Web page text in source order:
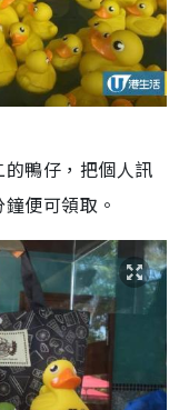
鴨仔，把個人訊
便可領取。